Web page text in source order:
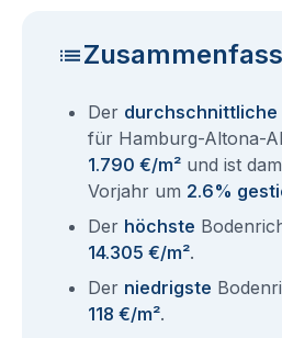
Der durchschnittliche
für Hamburg-Altona-
1.790 €/m² und ist
Vorjahr um 2.6%
Der höchste
14.305 €/m².
Der niedrigste
118 €/m².